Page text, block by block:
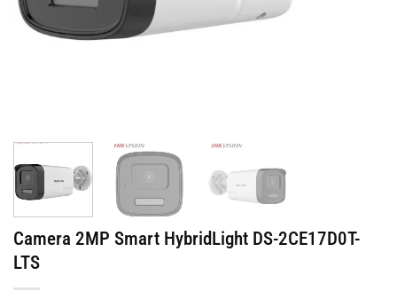
Camera 2MP Smart HybridLight DS-2CE17D0T-
LTS